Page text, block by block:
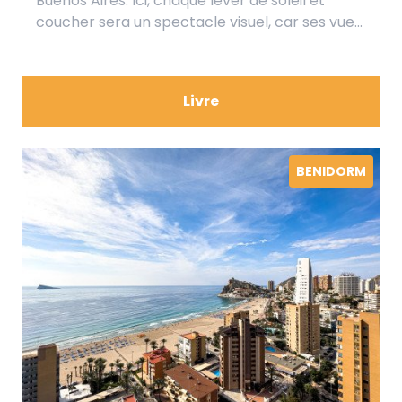
coucher sera un spectacle visuel, car ses vues
Livre
BENIDORM